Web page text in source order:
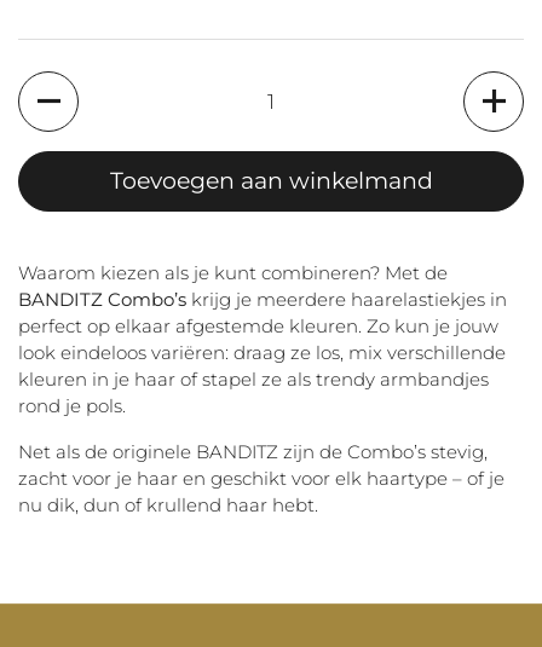
Aantal
Toevoegen aan winkelmand
Waarom kiezen als je kunt combineren? Met de
BANDITZ Combo’s krijg je meerdere haarelastiekjes in
perfect op elkaar afgestemde kleuren. Zo kun je jouw
look eindeloos variëren: draag ze los, mix verschillende
kleuren in je haar of stapel ze als trendy armbandjes
rond je pols.
Net als de originele BANDITZ zijn de Combo’s stevig,
zacht voor je haar en geschikt voor elk haartype – of je
nu dik, dun of krullend haar hebt.